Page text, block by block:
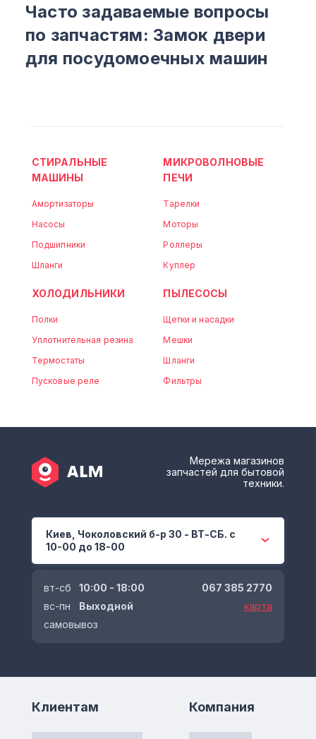
Часто задаваемые вопросы
по запчастям: Замок двери
для посудомоечных машин
СТИРАЛЬНЫЕ
МАШИНЫ
Амортизаторы
Насосы
Подшипники
Шланги
МИКРОВОЛНОВЫЕ
ПЕЧИ
Тарелки
Моторы
Роллеры
Куплер
ХОЛОДИЛЬНИКИ
Полки
Уплотнительная резина
Термостаты
Пусковые реле
ПЫЛЕСОСЫ
Щетки и насадки
Мешки
Шланги
Фильтры
Мережа магазинов
запчастей для бытовой
техники.
Киев, Чоколовский б-р 30 - ВТ-СБ. с
10-00 до 18-00
вт-сб
10:00 - 18:00
вс-пн
Выходной
самовывоз
067 385 2770
карта
Клиентам Компания